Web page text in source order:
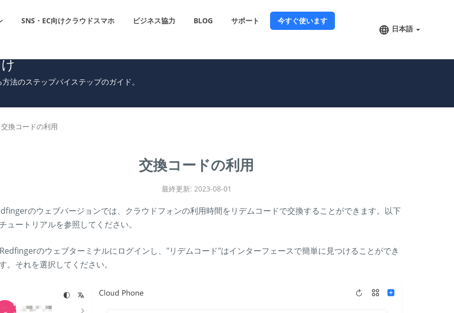
SNS・EC向けクラウドスマホ ビジネス協力 BLOG サポート
今すぐ使います
日本語
法のステップバイステップのガイド。
交換コードの利用
交換コードの利用
最終更新: 2023-08-01
のウェブバージョンでは、クラウドフォンの利用時間をリデムコードで交換することができます。以下
ュートリアルを参照してください。
のウェブターミナルにログインし、"リデムコード"はインターフェースで簡単に見つけることができ
。それを選択してください。